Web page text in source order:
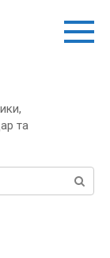
та